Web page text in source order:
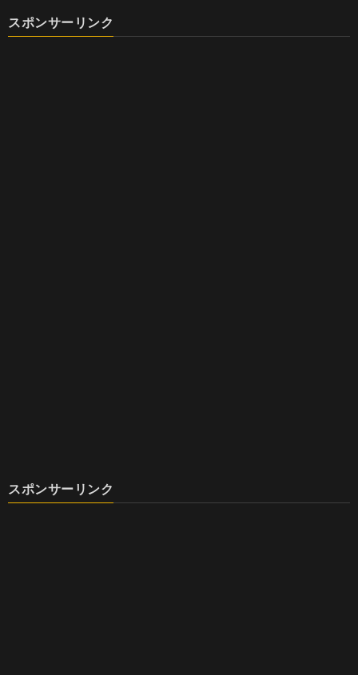
スポンサーリンク
スポンサーリンク